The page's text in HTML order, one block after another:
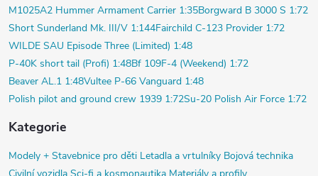
M1025A2 Hummer Armament Carrier 1:35Borgward B 3000 S 1:72
Short Sunderland Mk. III/V 1:144Fairchild C-123 Provider 1:72
WILDE SAU Episode Three (Limited) 1:48
P-40K short tail (Profi) 1:48Bf 109F-4 (Weekend) 1:72
Beaver AL.1 1:48Vultee P-66 Vanguard 1:48
Polish pilot and ground crew 1939 1:72Su-20 Polish Air Force 1:72
Kategorie
Modely + Stavebnice pro děti Letadla a vrtulníky Bojová technika